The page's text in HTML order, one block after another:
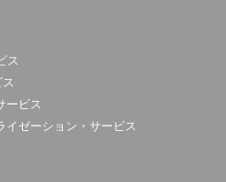
ス
ービス
イゼーション・サービス